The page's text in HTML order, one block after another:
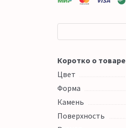
Коротко о товаре
Цвет
Форма
Камень
Поверхность